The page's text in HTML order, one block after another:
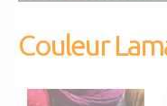
Couleur
Sélectionnez un
autre produit